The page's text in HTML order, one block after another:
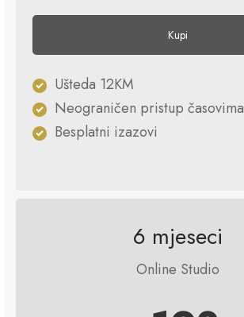
Kupi
Ušteda 12KM
Neograničen pristup časovima
Besplatni izazovi
6 mjeseci
Online Studio